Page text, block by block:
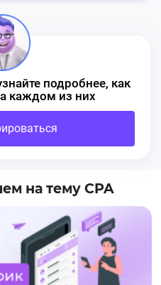
подробнее, как
каждом из них
на тему CPA